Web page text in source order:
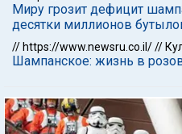
Миру грозит дефицит
десятки миллионов
// https://www.newsru.co.il///
Шампанское: жизнь в